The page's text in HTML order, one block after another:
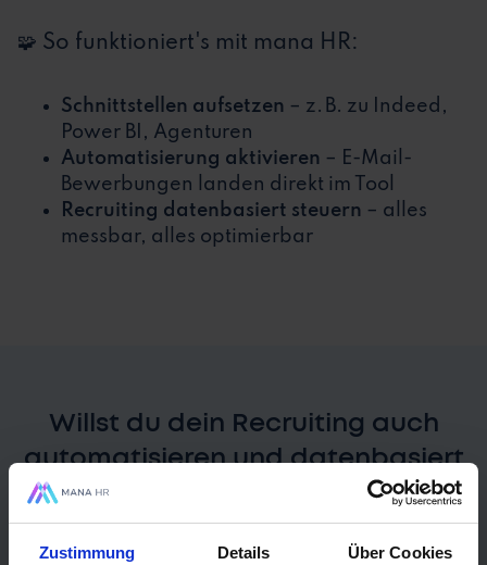
Zustimmung Details Über Cookies
🧩 So funktioniert's mit mana HR:
Schnittstellen aufsetzen – z. B. zu Indeed,
Power BI, Agenturen
Automatisierung aktivieren – E-Mail-
Bewerbungen landen direkt im Tool
Recruiting datenbasiert steuern – alles
messbar, alles optimierbar
Willst du dein Recruiting auch
automatisieren und datenbasiert